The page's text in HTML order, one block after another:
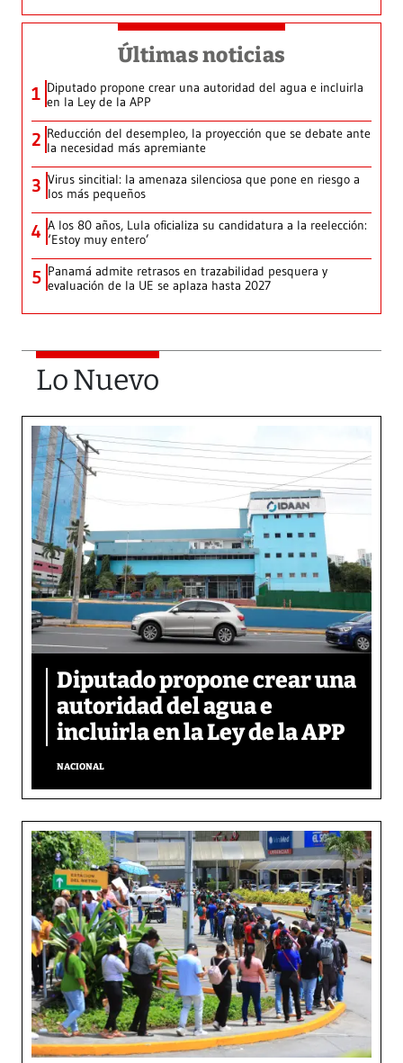
Últimas noticias
1 Diputado propone crear una autoridad del agua e incluirla
en la Ley de la APP
2 Reducción del desempleo, la proyección que se debate ante
la necesidad más apremiante
3 Virus sincitial: la amenaza silenciosa que pone en riesgo a
los más pequeños
4 A los 80 años, Lula oficializa su candidatura a la reelección:
‘Estoy muy entero’
5 Panamá admite retrasos en trazabilidad pesquera y
evaluación de la UE se aplaza hasta 2027
Lo Nuevo
Diputado propone crear una
autoridad del agua e
incluirla en la Ley de la APP
NACIONAL